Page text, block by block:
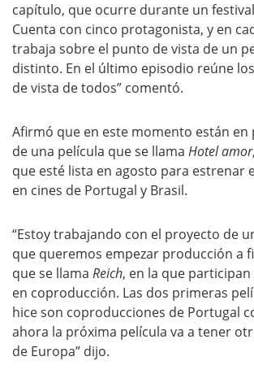
capítulo, que ocurre durante un
Cuenta con cinco protagonista, y en
trabaja sobre el punto de vista de un
distinto. En el último episodio reúne
de vista de todos” comentó.
Afirmó que en este momento están
de una película que se llama Hotel amor
que esté lista en agosto para estrenar
en cines de Portugal y Brasil.
“Estoy trabajando con el proyecto de
que queremos empezar producción a
que se llama Reich, en la que
en coproducción. Las dos primeras
hice son coproducciones de Portugal
ahora la próxima película va a tener
de Europa” dijo.